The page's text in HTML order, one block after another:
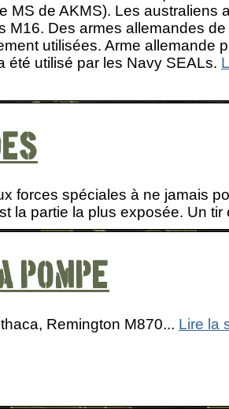
MS de AKMS). Les australiens
M16. Des armes allemandes
utilisées. Arme allemande
été utilisé par les Navy SEALs.
forces spéciales à ne jamais
la partie la plus exposée. Un
pompe
Remington M870... Lire la